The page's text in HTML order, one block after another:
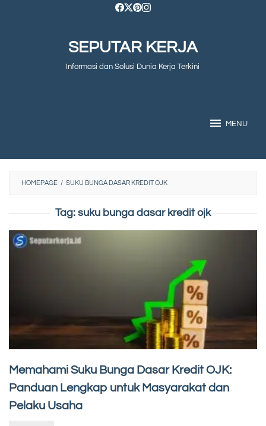
SEPUTAR KERJA
Informasi dan Solusi Dunia Kerja Terkini
MENU
HOMEPAGE / SUKU BUNGA DASAR KREDIT OJK
Tag: suku bunga dasar kredit ojk
Memahami Suku Bunga Dasar Kredit OJK:
Panduan Lengkap untuk Masyarakat dan
Pelaku Usaha